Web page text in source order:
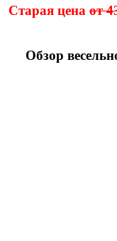
Старая цена от
Обзор